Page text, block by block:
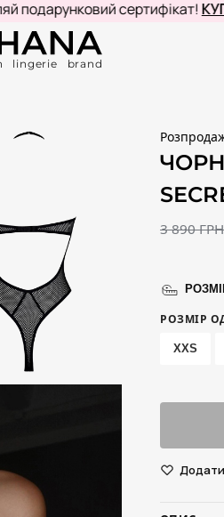
сертифікат!КУПИТИ
lingerie brand
3 890ГРН
РОЗМІР
XXS
Додати